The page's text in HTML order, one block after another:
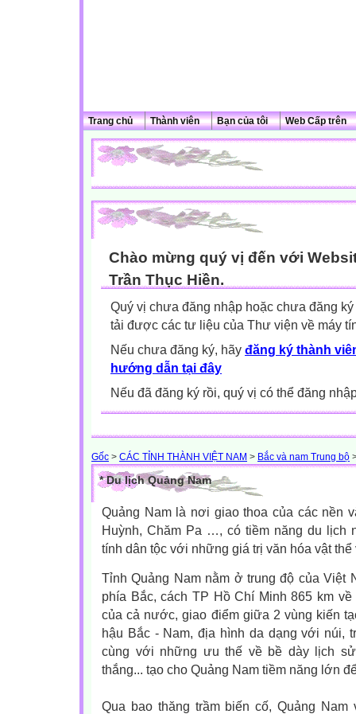
Trang chủ Thành viên Bạn của tôi Web Cấp trên
Chào mừng quý vị đến với
Trần Thục Hiền.
Quý vị chưa đăng nhập hoặc chưa đăng
tải được các tư liệu của Thư viện về máy
Nếu chưa đăng ký, hãy đăng ký thành
hướng dẫn tại đây
Nếu đã đăng ký rồi, quý vị có thể đăng
Gốc > CÁC TỈNH THÀNH VIỆT NAM > Bắc và nam Trung bộ
* Du lịch Quảng Nam
Quảng Nam là nơi giao thoa của các nền
Huỳnh, Chăm Pa …, có tiềm năng du lịch
tính dân tộc với những giá trị văn hóa vật thể
Tỉnh Quảng Nam nằm ở trung độ của Việt
phía Bắc, cách TP Hồ Chí Minh 865 km
của cả nước, giao điểm giữa 2 vùng kiến
hậu Bắc - Nam, địa hình da dạng với núi,
cùng với những ưu thế về bề dày lịch
thắng... tạo cho Quảng Nam tiềm năng lớn
Qua bao thăng trầm biến cố, Quảng